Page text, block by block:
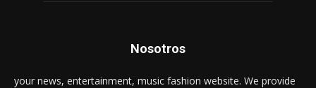
Nosotros
your news, entertainment, music fashion website. We provide